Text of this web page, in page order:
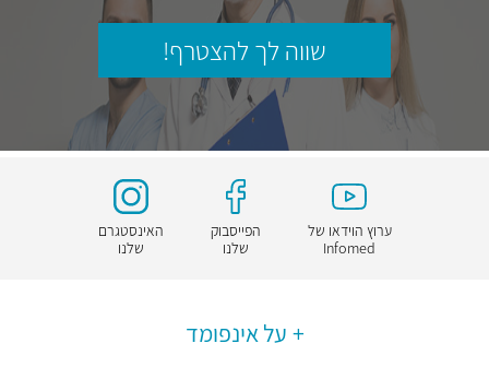
שווה לך להצטרף!
ערוץ הוידאו של
Infomed
הפייסבוק
שלנו
האינסטגרם
שלנו
על אינפומד